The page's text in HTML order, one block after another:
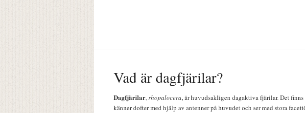
Vad är dagfjärilar?
Dagfjärilar,rhopalocera, är huvudsakligen dagaktiva fjärilar. Det
känner dofter med hjälp av antenner på huvudet och ser med stora